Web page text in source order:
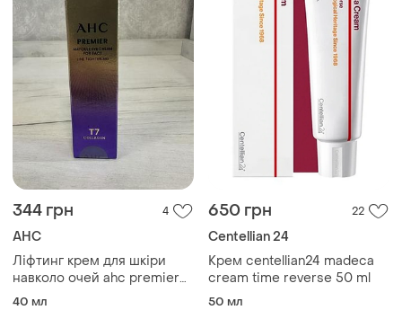
344 грн 4
AHC
Ліфтинг крем для шкіри
навколо очей ahc premier
ampoule eye cream for face
40 мл
650 грн 22
Centellian 24
Крем centellian24 madeca
cream time reverse 50 ml
50 мл